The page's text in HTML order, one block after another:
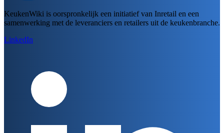
KeukenWiki is oorspronkelijk een initiatief van Inretail en een
samenwerking met de leveranciers en retailers uit de keukenbranche.
LinkedIn